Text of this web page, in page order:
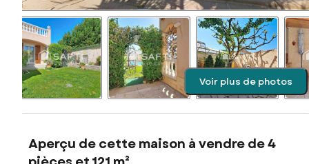
Voir plus de photos
Aperçu de cette maison à vendre de 4